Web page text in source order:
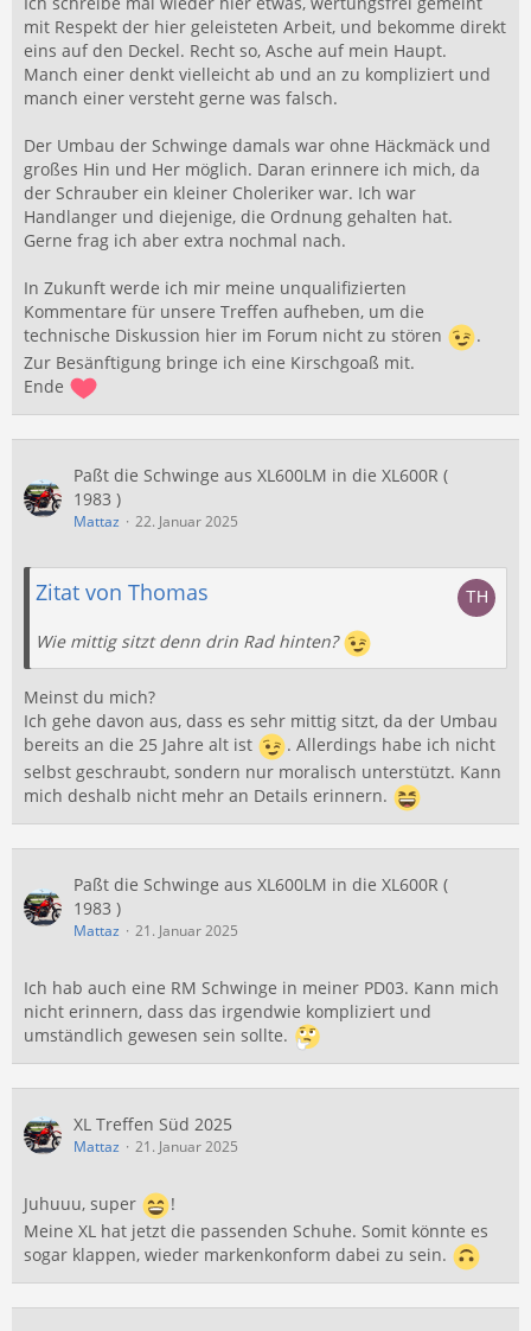
mit Respekt der hier geleisteten Arbeit, und bekomme direkt
eins auf den Deckel. Recht so, Asche auf mein Haupt.
Manch einer denkt vielleicht ab und an zu kompliziert und
manch einer versteht gerne was falsch.
Der Umbau der Schwinge damals war ohne Häckmäck und
großes Hin und Her möglich. Daran erinnere ich mich, da
der Schrauber ein kleiner Choleriker war. Ich war
Handlanger und diejenige, die Ordnung gehalten hat.
Gerne frag ich aber extra nochmal nach.
In Zukunft werde ich mir meine unqualifizierten
Kommentare für unsere Treffen aufheben, um die
technische Diskussion hier im Forum nicht zu stören
.
Zur Besänftigung bringe ich eine Kirschgoaß mit.
Ende
Paßt die Schwinge aus XL600LM in die XL600R (
1983 )
Mattaz 22. Januar 2025
Zitat von Thomas
Wie mittig sitzt denn drin Rad hinten?
Meinst du mich?
Ich gehe davon aus, dass es sehr mittig sitzt, da der Umbau
bereits an die 25 Jahre alt ist
. Allerdings habe ich nicht
selbst geschraubt, sondern nur moralisch unterstützt. Kann
mich deshalb nicht mehr an Details erinnern.
Paßt die Schwinge aus XL600LM in die XL600R (
1983 )
Mattaz 21. Januar 2025
Ich hab auch eine RM Schwinge in meiner PD03. Kann mich
nicht erinnern, dass das irgendwie kompliziert und
umständlich gewesen sein sollte.
XL Treffen Süd 2025
Mattaz 21. Januar 2025
Juhuuu, super
!
Meine XL hat jetzt die passenden Schuhe. Somit könnte es
sogar klappen, wieder markenkonform dabei zu sein.